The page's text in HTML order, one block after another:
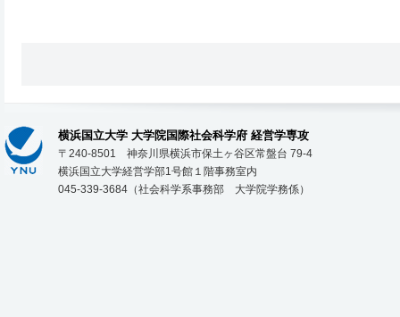
横浜国立大学 大学院国際社会科学府 経営学専攻
〒240-8501 神奈川県横浜市保土ヶ谷区常盤台 79-4
横浜国立大学経営学部1号館１階事務室内
045-339-3684（社会科学系事務部 大学院学務係）